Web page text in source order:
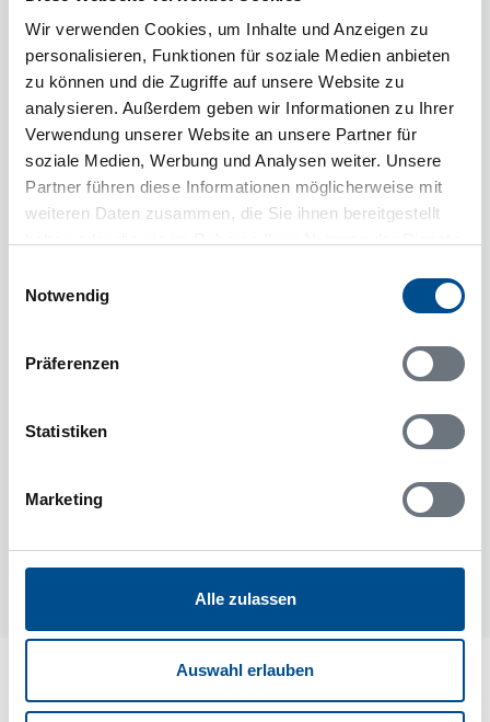
Wir verwenden Cookies, um Inhalte und Anzeigen zu
personalisieren, Funktionen für soziale Medien anbieten
zu können und die Zugriffe auf unsere Website zu
analysieren. Außerdem geben wir Informationen zu Ihrer
Verwendung unserer Website an unsere Partner für
soziale Medien, Werbung und Analysen weiter. Unsere
Partner führen diese Informationen möglicherweise mit
weiteren Daten zusammen, die Sie ihnen bereitgestellt
Notwendig
Präferenzen
Statistiken
Marketing
Alle zulassen
Auswahl erlauben
743 €
4 Personen
1 Schlafzimmer
dnc57501
1